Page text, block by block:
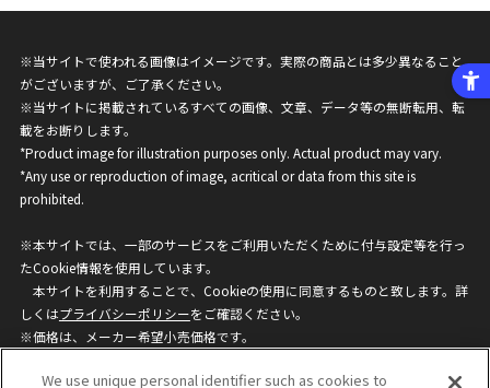
※当サイトで使われる画像はイメージです。実際の商品とは多少異なること
がございますが、ご了承ください。
※当サイトに掲載されているすべての画像、文章、データ等の無断転用、転
載をお断りします。
*Product image for illustration purposes only. Actual product may vary.
*Any use or reproduction of image, acritical or data from this site is
prohibited.
※本サイトでは、一部のサービスをご利用いただくために付与設定等を行っ
たCookie情報を使用しています。
本サイトを利用することで、Cookieの使用に同意するものと致します。詳
しくはプライバシーポリシーをご確認ください。
※価格は、メーカー希望小売価格です。
ざいますのでご了承ください。
We use unique personal identifier such as cookies to